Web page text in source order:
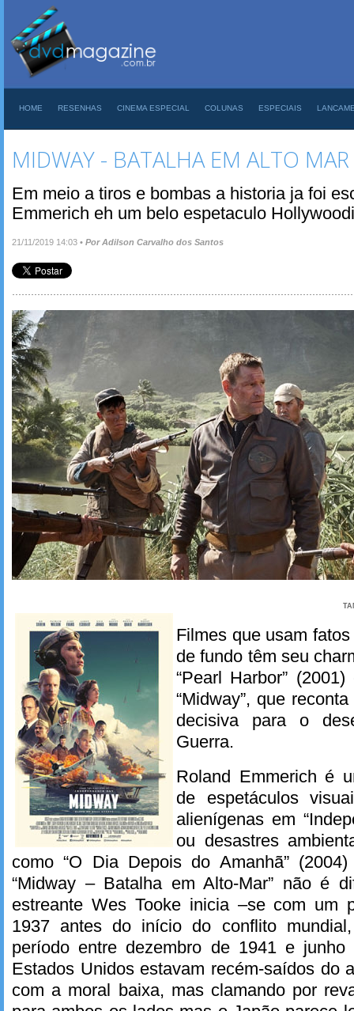
HOME RESENHAS CINEMA ESPECIAL COLUNAS ESPECIAIS
MIDWAY - BATALHA EM ALTO MAR
Em meio a tiros e bombas a historia ja foi
Emmerich eh um belo espetaculo
21/11/2019 14:03 • Por Adilson Carvalho dos Santos
Filmes que usam
de fundo têm seu
“Pearl Harbor”
“Midway”, que
decisiva para o
Guerra.
Roland Emmerich é
de espetáculos
alienígenas em
ou desastres
como “O Dia Depois do Amanhã”
“Midway – Batalha em Alto-Mar” não é
estreante Wes Tooke inicia –se com um
1937 antes do início do conflito
período entre dezembro de 1941 e
Estados Unidos estavam recém-saídos do
com a moral baixa, mas clamando por